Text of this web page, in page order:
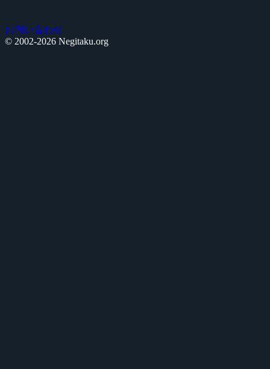
お問い合わせ
© 2002-2026 Negitaku.org